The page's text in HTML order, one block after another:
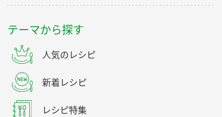
テーマから探す
人気のレシピ
新着レシピ
レシピ特集